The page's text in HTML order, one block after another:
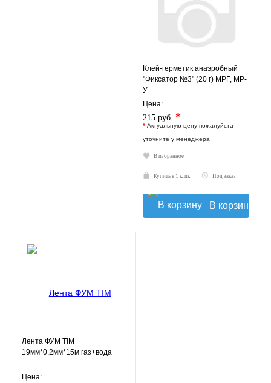
Клей-герметик анаэробный
"Фиксатор №3" (20 г) MPF, MP-
У
Цена:
215 руб. *
* Актуальную цену пожалуйста
уточните у менеджера
В избранное
Купить в 1 клик Под заказ
В корзину
Лента ФУМ TIM
19мм*0,2мм*15м газ+вода
Цена: